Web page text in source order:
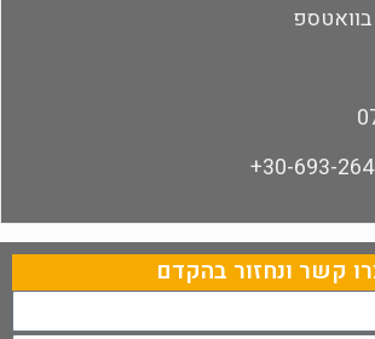
בוואטספ
קשר ונחזור בהקדם